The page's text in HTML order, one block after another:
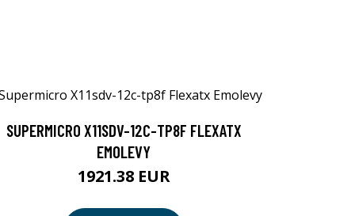
SUPERMICRO X11SDV-12C-TP8F FLEXATX
EMOLEVY
1921.38 EUR